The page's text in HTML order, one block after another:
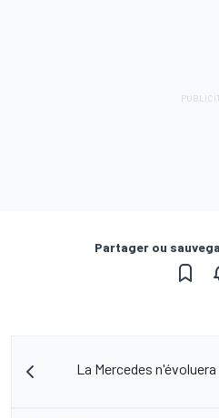
Partager ou
La Mercedes